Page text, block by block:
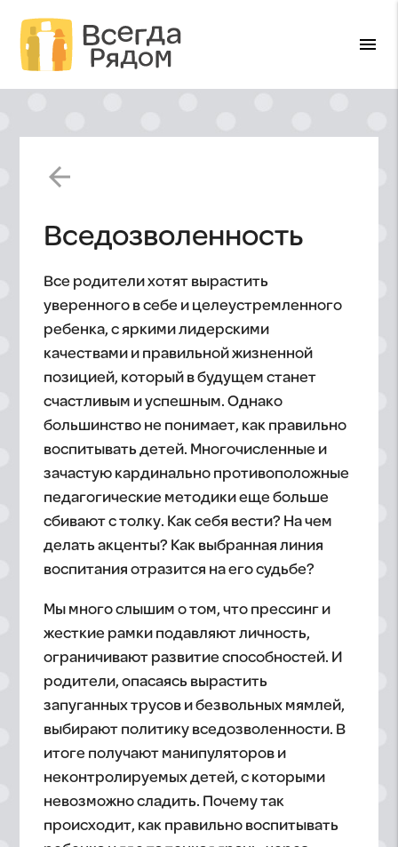
menu
arrow_back
Вседозволенность
Все родители хотят вырастить
уверенного в себе и целеустремленного
ребенка, с яркими лидерскими
качествами и правильной жизненной
позицией, который в будущем станет
счастливым и успешным. Однако
большинство не понимает, как правильно
воспитывать детей. Многочисленные и
зачастую кардинально противоположные
педагогические методики еще больше
сбивают с толку. Как себя вести? На чем
делать акценты? Как выбранная линия
воспитания отразится на его судьбе?
Мы много слышим о том, что прессинг и
жесткие рамки подавляют личность,
ограничивают развитие способностей. И
родители, опасаясь вырастить
запуганных трусов и безвольных мямлей,
выбирают политику вседозволенности. В
итоге получают манипуляторов и
неконтролируемых детей, с которыми
невозможно сладить. Почему так
происходит, как правильно воспитывать